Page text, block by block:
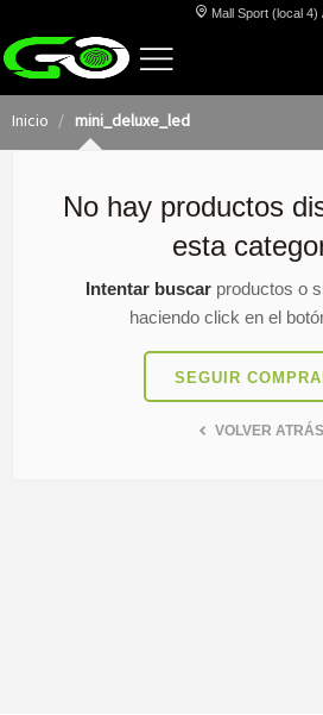
Mall Sport (local
Inicio mini_deluxe_led
No hay productos
esta
Intentar buscar productos o
haciendo click en el
SEGUIR
VOLVER ATRÁS